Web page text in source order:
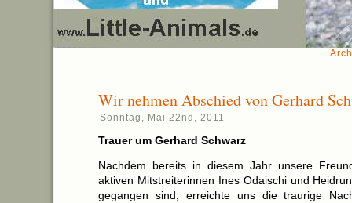
Wir nehmen Abschied von Gerhard
Sonntag, Mai 22nd, 2011
Trauer um Gerhard Schwarz
Nachdem bereits in diesem Jahr unsere
aktiven Mitstreiterinnen Ines Odaischi und
gegangen sind, erreichte uns die traurige